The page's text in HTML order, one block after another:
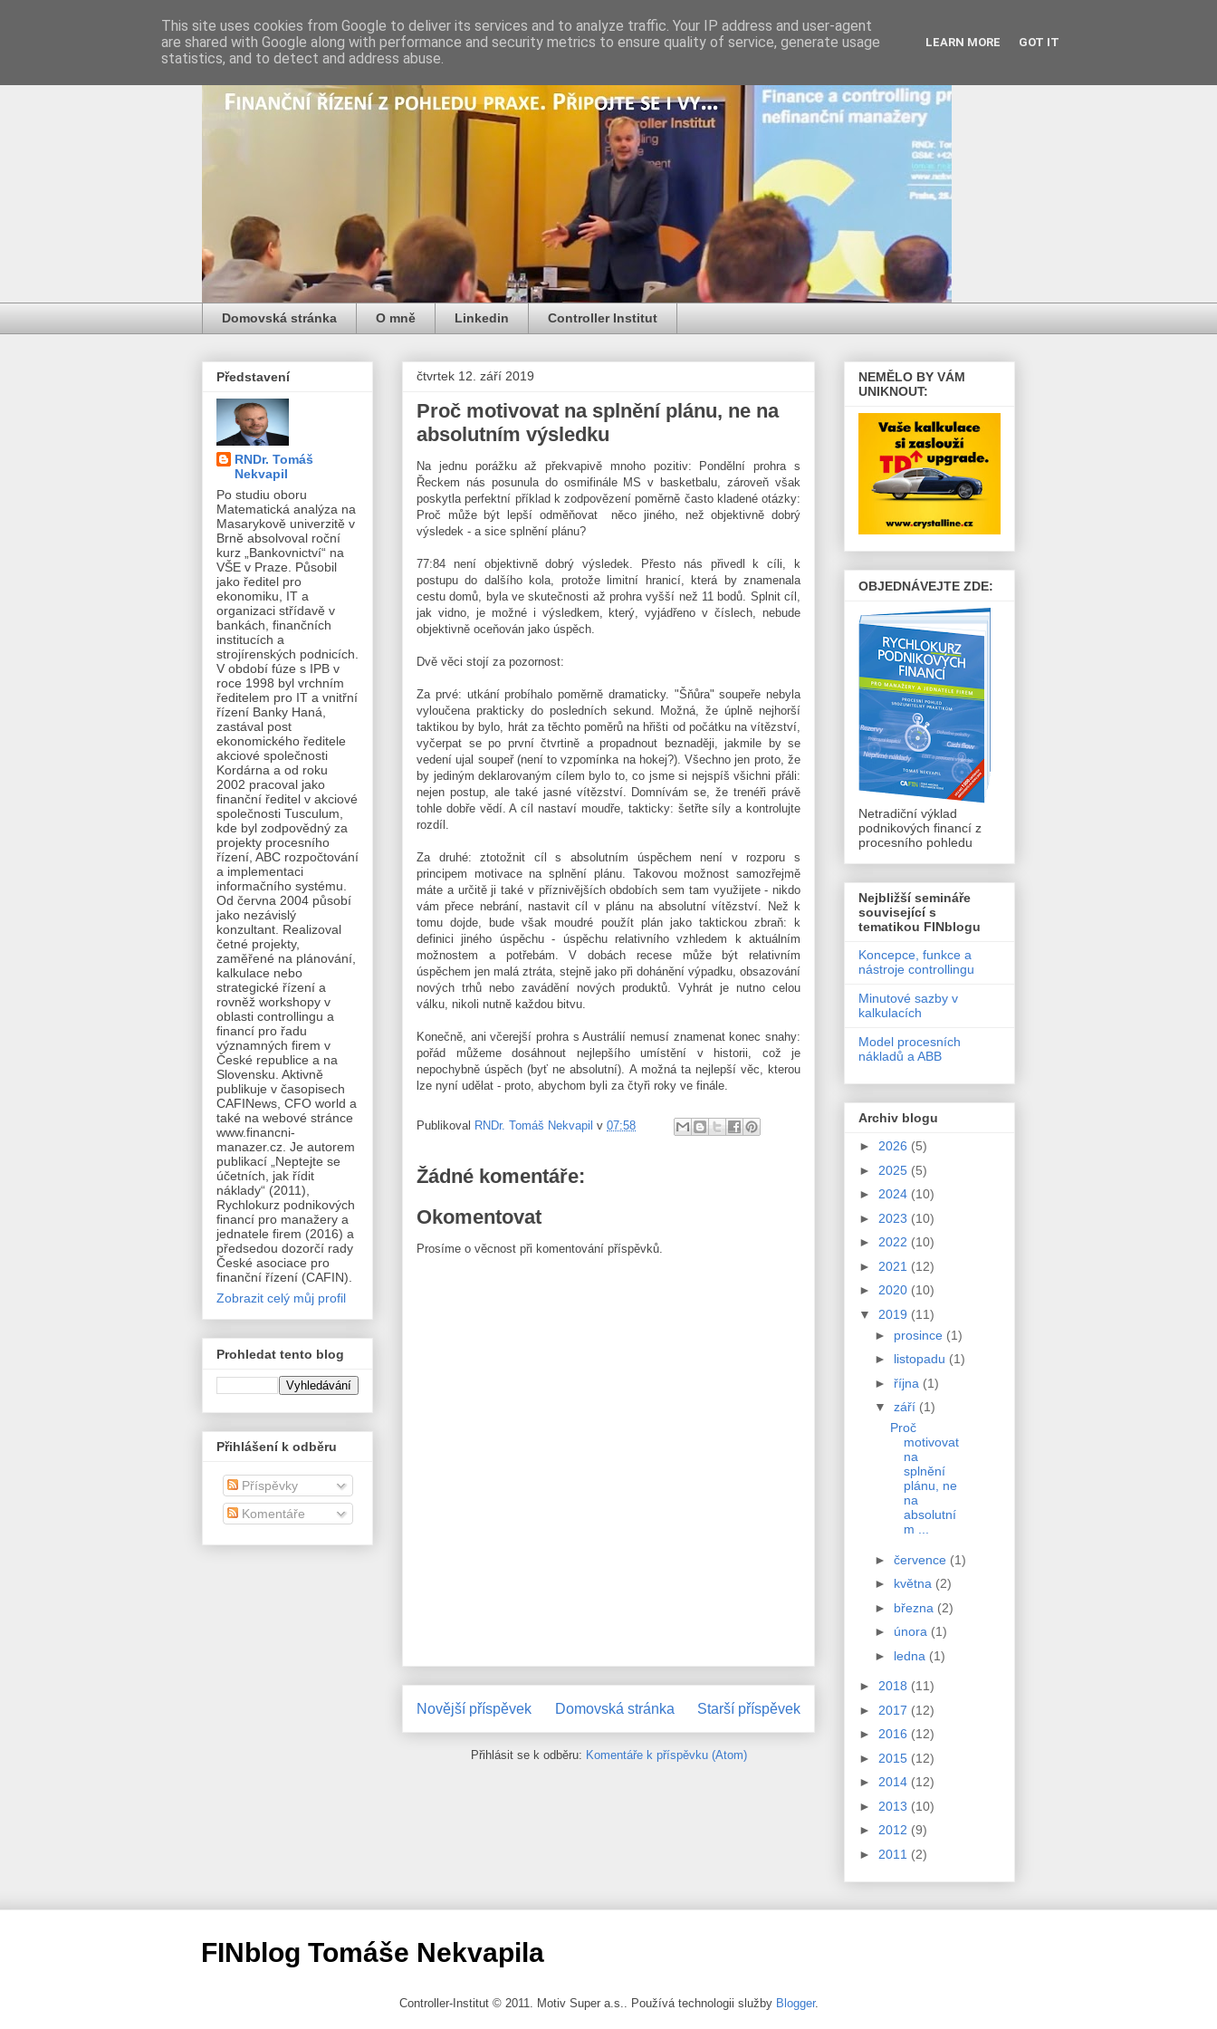
Domovská stránka O mně Linkedin Controller Institut
čtvrtek 12. září 2019
Proč motivovat na splnění plánu, ne na
absolutním výsledku
Na jednu porážku až překvapivě mnoho pozitiv: Pondělní prohra s
Řeckem nás posunula do osmifinále MS v basketbalu, zároveň však
poskytla perfektní příklad k zodpovězení poměrně často kladené otázky:
Proč může být lepší odměňovat něco jiného, než objektivně dobrý
výsledek - a sice splnění plánu?
77:84 není objektivně dobrý výsledek. Přesto nás přivedl k cíli, k
postupu do dalšího kola, protože limitní hranicí, která by znamenala
cestu domů, byla ve skutečnosti až prohra vyšší než 11 bodů. Splnit cíl,
jak vidno, je možné i výsledkem, který, vyjádřeno v číslech, nebude
objektivně oceňován jako úspěch.
Dvě věci stojí za pozornost:
Za prvé: utkání probíhalo poměrně dramaticky. "Šňůra" soupeře nebyla
vyloučena prakticky do posledních sekund. Možná, že úplně nejhorší
taktikou by bylo, hrát za těchto poměrů na hřišti od počátku na vítězství,
vyčerpat se po první čtvrtině a propadnout beznaději, jakmile by se
vedení ujal soupeř (není to vzpomínka na hokej?). Všechno jen proto, že
by jediným deklarovaným cílem bylo to, co jsme si nejspíš všichni přáli:
nejen postup, ale také jasné vítězství. Domnívám se, že trenéři právě
tohle dobře vědí. A cíl nastaví moudře, takticky: šetřte síly a kontrolujte
rozdíl.
Za druhé: ztotožnit cíl s absolutním úspěchem není v rozporu s
principem motivace na splnění plánu. Takovou možnost samozřejmě
máte a určitě ji také v příznivějších obdobích sem tam využijete - nikdo
vám přece nebrání, nastavit cíl v plánu na absolutní vítězství. Než k
tomu dojde, bude však moudré použít plán jako taktickou zbraň: k
definici jiného úspěchu - úspěchu relativního vzhledem k aktuálním
možnostem a potřebám. V dobách recese může být relativním
úspěchem jen malá ztráta, stejně jako při dohánění výpadku, obsazování
nových trhů nebo zavádění nových produktů. Vyhrát je nutno celou
válku, nikoli nutně každou bitvu.
Konečně, ani včerejší prohra s Austrálií nemusí znamenat konec snahy:
pořád můžeme dosáhnout nejlepšího umístění v historii, což je
nepochybně úspěch (byť ne absolutní). A možná ta nejlepší věc, kterou
lze nyní udělat - proto, abychom byli za čtyři roky ve finále.
Publikoval RNDr. Tomáš Nekvapil v 07:58
Žádné komentáře:
Okomentovat
Prosíme o věcnost při komentování příspěvků.
Novější příspěvek Starší příspěvek
Domovská stránka
Přihlásit se k odběru: Komentáře k příspěvku (Atom)
Představení
RNDr. Tomáš
Nekvapil
Po studiu oboru
Matematická analýza na
Masarykově univerzitě v
Brně absolvoval roční
kurz „Bankovnictví“ na
VŠE v Praze. Působil
jako ředitel pro
ekonomiku, IT a
organizaci střídavě v
bankách, finančních
institucích a
strojírenských podnicích.
V období fúze s IPB v
roce 1998 byl vrchním
ředitelem pro IT a vnitřní
řízení Banky Haná,
zastával post
ekonomického ředitele
akciové společnosti
Kordárna a od roku
2002 pracoval jako
finanční ředitel v akciové
společnosti Tusculum,
kde byl zodpovědný za
projekty procesního
řízení, ABC rozpočtování
a implementaci
informačního systému.
Od června 2004 působí
jako nezávislý
konzultant. Realizoval
četné projekty,
zaměřené na plánování,
kalkulace nebo
strategické řízení a
rovněž workshopy v
oblasti controllingu a
financí pro řadu
významných firem v
České republice a na
Slovensku. Aktivně
publikuje v časopisech
CAFINews, CFO world a
také na webové stránce
www.financni-
manazer.cz. Je autorem
publikací „Neptejte se
účetních, jak řídit
náklady“ (2011),
Rychlokurz podnikových
financí pro manažery a
jednatele firem (2016) a
předsedou dozorčí rady
České asociace pro
finanční řízení (CAFIN).
Zobrazit celý můj profil
Prohledat tento blog
Přihlášení k odběru
Příspěvky
Komentáře
NEMĚLO BY VÁM
UNIKNOUT:
OBJEDNÁVEJTE ZDE:
Netradiční výklad
podnikových financí z
procesního pohledu
Nejbližší semináře
související s
tematikou FINblogu
Koncepce, funkce a
nástroje controllingu
Minutové sazby v
kalkulacích
Model procesních
nákladů a ABB
Archiv blogu
► 2026 (5)
► 2025 (5)
► 2024 (10)
► 2023 (10)
► 2022 (10)
► 2021 (12)
► 2020 (10)
▼ 2019 (11)
► prosince (1)
► listopadu (1)
► října (1)
▼ září (1)
Proč
motivovat
na
splnění
plánu, ne
na
absolutní
m ...
► července (1)
► května (2)
► března (2)
► února (1)
► ledna (1)
► 2018 (11)
► 2017 (12)
► 2016 (12)
► 2015 (12)
► 2014 (12)
► 2013 (10)
► 2012 (9)
► 2011 (2)
FINblog Tomáše Nekvapila
Controller-Institut © 2011. Motiv Super a.s.. Používá technologii služby Blogger.
This site uses cookies from Google to deliver its services and to analyze traffic. Your IP address and user-agent
are shared with Google along with performance and security metrics to ensure quality of service, generate usage
statistics, and to detect and address abuse.
LEARN MORE GOT IT